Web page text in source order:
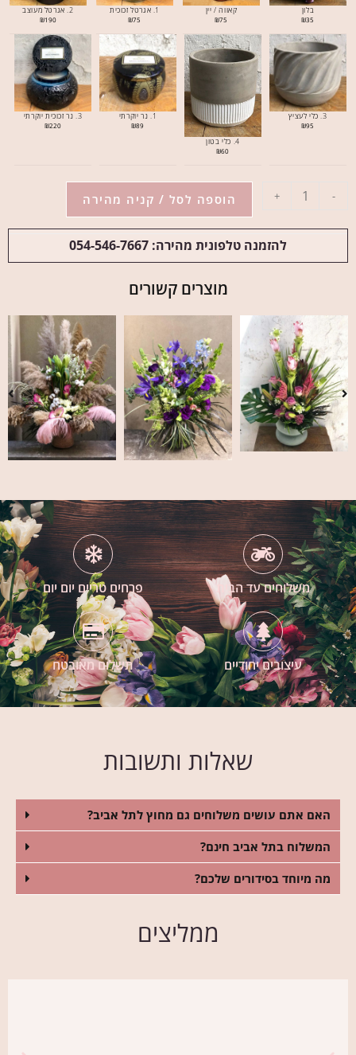
בלון
₪35
קאווה / יין
₪75
1. אגרטל זכוכית
₪75
2. אגרטל מעוצב
₪190
3. כלי לעציץ
₪95
4. כלי בטון
₪60
1. נר יוקרתי
₪89
3. נר זכוכית יוקרתי
₪220
-
+ הוספה לסל / קניה מהירה
להזמנה טלפונית מהירה: 054-546-7667
מוצרים קשורים
משלוחים עד הבית פרחים טריים יום יום
עיצובים יחודיים תשלום מאובטח
שאלות ותשובות
האם אתם עושים משלוחים גם מחוץ לתל אביב?
המשלוח בתל אביב חינם?
מה מיוחד בסידורים שלכם?
ממליצים